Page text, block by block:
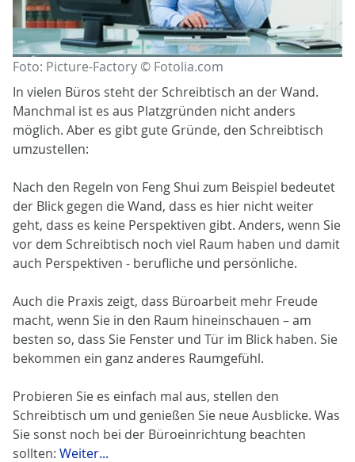
Foto: Picture-Factory © Fotolia.com
In vielen Büros steht der Schreibtisch an der Wand.
Manchmal ist es aus Platzgründen nicht anders
möglich. Aber es gibt gute Gründe, den Schreibtisch
umzustellen:
Nach den Regeln von Feng Shui zum Beispiel bedeutet
der Blick gegen die Wand, dass es hier nicht weiter
geht, dass es keine Perspektiven gibt. Anders, wenn Sie
vor dem Schreibtisch noch viel Raum haben und damit
auch Perspektiven - berufliche und persönliche.
Auch die Praxis zeigt, dass Büroarbeit mehr Freude
macht, wenn Sie in den Raum hineinschauen – am
besten so, dass Sie Fenster und Tür im Blick haben. Sie
bekommen ein ganz anderes Raumgefühl.
Probieren Sie es einfach mal aus, stellen den
Schreibtisch um und genießen Sie neue Ausblicke. Was
Sie sonst noch bei der Büroeinrichtung beachten
sollten: Weiter...